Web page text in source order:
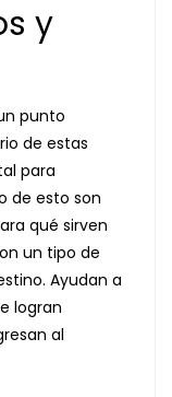
y
punto
de estas
para
de esto son
qué sirven
un tipo de
Ayudan a
logran
al